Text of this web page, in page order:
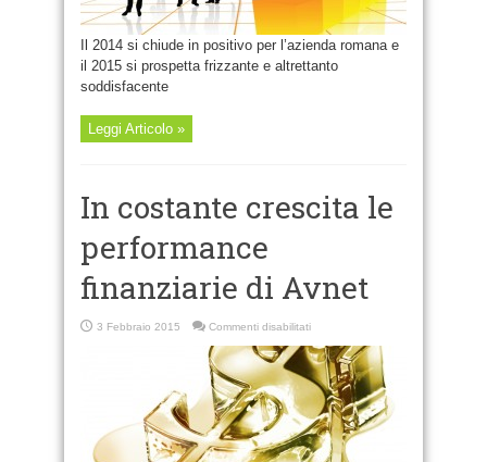
Il 2014 si chiude in positivo per l’azienda romana e
il 2015 si prospetta frizzante e altrettanto
soddisfacente
Leggi Articolo »
In costante crescita le
performance
finanziarie di Avnet
3 Febbraio 2015 Commenti disabilitatisu
costante
crescita
le
performance
finanziarie
di
Avnet